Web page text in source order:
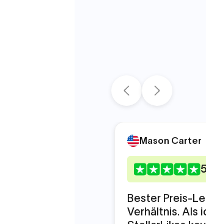
Mason Carter
5
Bester Preis-
Verhältnis. Als